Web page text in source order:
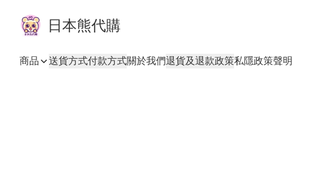
日本熊代購
商品 送貨方式付款方式關於我們退貨及退款政策私隱政策聲明